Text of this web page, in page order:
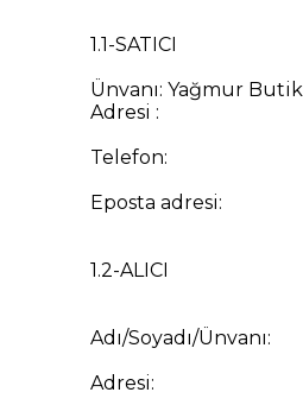
1.1-SATICI
Ünvanı: Yağmur Butik
Adresi :
Telefon:
Eposta adresi:
1.2-ALICI
Adı/Soyadı/Ünvanı:
Adresi: